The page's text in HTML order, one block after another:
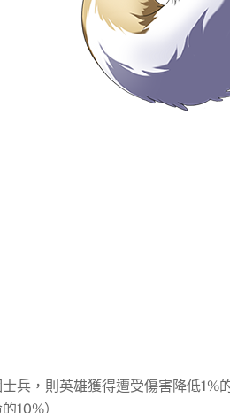
士兵，則英雄獲得遭受傷害降低
10%）